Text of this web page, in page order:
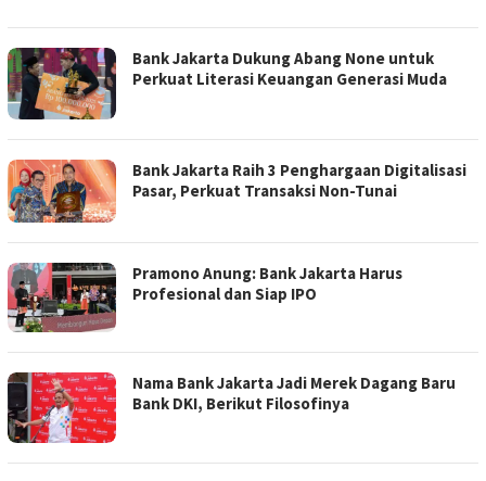
Bank Jakarta Dukung Abang None untuk
Perkuat Literasi Keuangan Generasi Muda
Bank Jakarta Raih 3 Penghargaan Digitalisasi
Pasar, Perkuat Transaksi Non-Tunai
Pramono Anung: Bank Jakarta Harus
Profesional dan Siap IPO
Nama Bank Jakarta Jadi Merek Dagang Baru
Bank DKI, Berikut Filosofinya